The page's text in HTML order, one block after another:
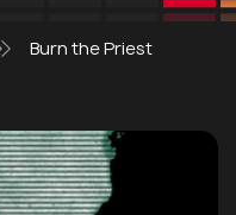
Burn the Priest